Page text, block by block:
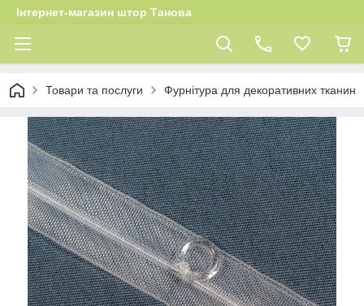
Інтернет-магазин штор Танова
Товари та послуги Фурнітура для декоративних тканин